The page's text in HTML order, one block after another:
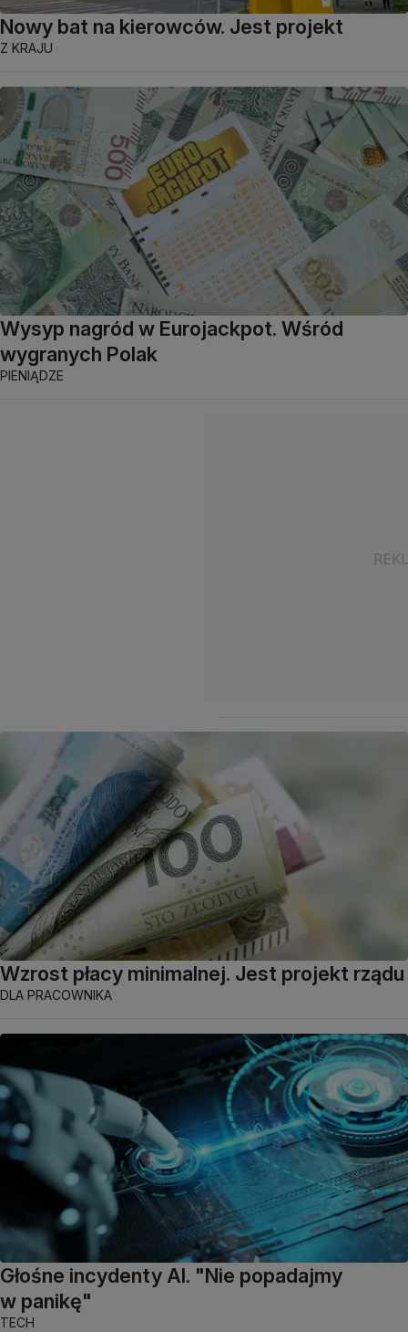
Nowy bat na kierowców. Jest projekt
Z KRAJU
Wysyp nagród w Eurojackpot. Wśród
wygranych Polak
PIENIĄDZE
Wzrost płacy minimalnej. Jest projekt rządu
DLA PRACOWNIKA
Głośne incydenty AI. "Nie popadajmy
w panikę"
TECH